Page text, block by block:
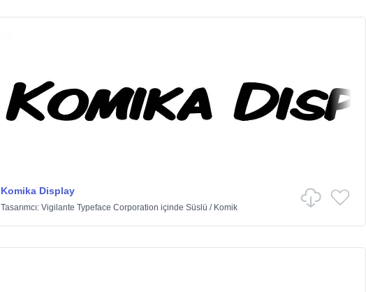
Komika Display
Tasarımcı: Vigilante Typeface Corporation içinde Süslü / Komik